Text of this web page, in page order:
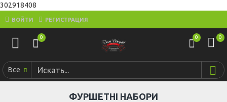
302918408
ВОЙТИ РЕГИСТРАЦИЯ
0 0 0
Все
ФУРШЕТНІ НАБОРИ